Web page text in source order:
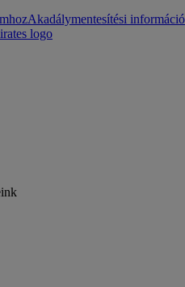
Akadálymentesítési információ